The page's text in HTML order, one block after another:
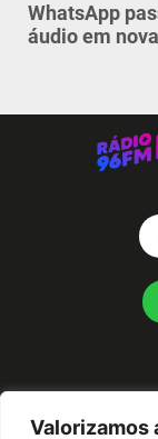
Valorizamos
WhatsApp
áudio em